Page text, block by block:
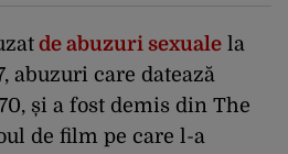
de abuzuri sexuale la
abuzuri care datează
și a fost demis din The
de film pe care l-a